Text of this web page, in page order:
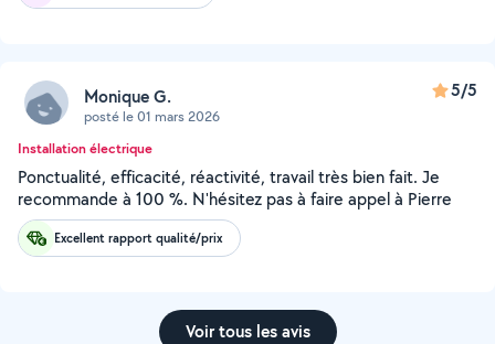
Monique G.
posté le 01 mars 2026
5/5
Installation électrique
Ponctualité, efficacité, réactivité, travail très bien fait. Je
recommande à 100 %. N'hésitez pas à faire appel à Pierre
Excellent rapport qualité/prix
Voir tous les avis